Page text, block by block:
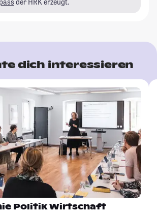
der HRK erzeugt.
dich interessieren
Politik Wirtschaft